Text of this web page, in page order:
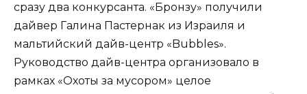
сразу два конкурсанта. «Бронзу» получили
дайвер Галина Пастернак из Израиля и
мальтийский дайв-центр «Bubbles».
Руководство дайв-центра организовало в
рамках «Охоты за мусором» целое